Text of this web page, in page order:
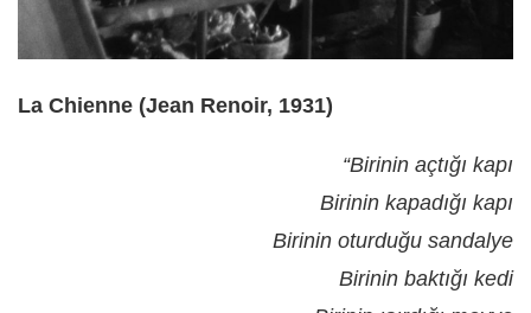
La Chienne (Jean Renoir, 1931)
“Birinin açtığı kapı
Birinin kapadığı kapı
Birinin oturduğu sandalye
Birinin baktığı kedi